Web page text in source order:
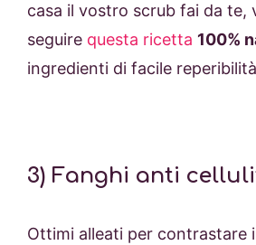
casa il vostro scrub fai da te,
seguire questa ricetta 100%
ingredienti di facile
3) Fanghi anti
Ottimi alleati per contrastare